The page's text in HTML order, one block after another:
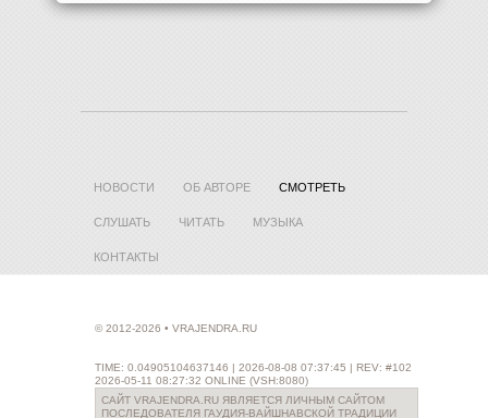
НОВОСТИ ОБ АВТОРЕ СМОТРЕТЬ
СЛУШАТЬ ЧИТАТЬ МУЗЫКА
КОНТАКТЫ
© 2012-2026 • VRAJENDRA.RU
TIME: 0.04905104637146 | 2026-08-08 07:37:45 | REV: #102
2026-05-11 08:27:32 ONLINE (VSH:8080)
САЙТ VRAJENDRA.RU ЯВЛЯЕТСЯ ЛИЧНЫМ САЙТОМ
ПОСЛЕДОВАТЕЛЯ ГАУДИЯ-ВАЙШНАВСКОЙ ТРАДИЦИИ